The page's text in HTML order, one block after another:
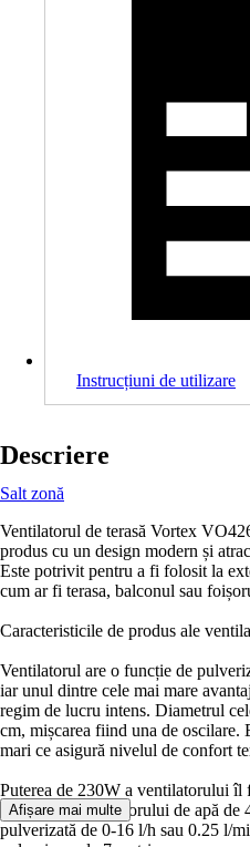
Instrucțiuni de utilizare
Descriere
Salt zonă
Ventilatorul de terasă Vortex
produs cu un design modern și
Este potrivit pentru a fi folosit la
cum ar fi terasa, balconul sau
Caracteristicile de produs ale
Ventilatorul are o funcție de
iar unul dintre cele mai mare
regim de lucru intens. Diametrul
cm, mișcarea fiind una de oscilare.
mari ce asigură nivelul de confort
Puterea de 230W a ventilatorului îl
Capacitatea rezervorului de apă
pulverizată de 0-16 l/h sau 0.25 l/
Afișare mai multe